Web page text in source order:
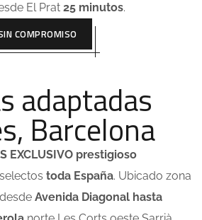
El Prat 25 minutos.
COMPROMISO
adaptadas
Barcelona
EXCLUSIVO prestigioso
toda España. Ubicado zona
Avenida Diagonal hasta